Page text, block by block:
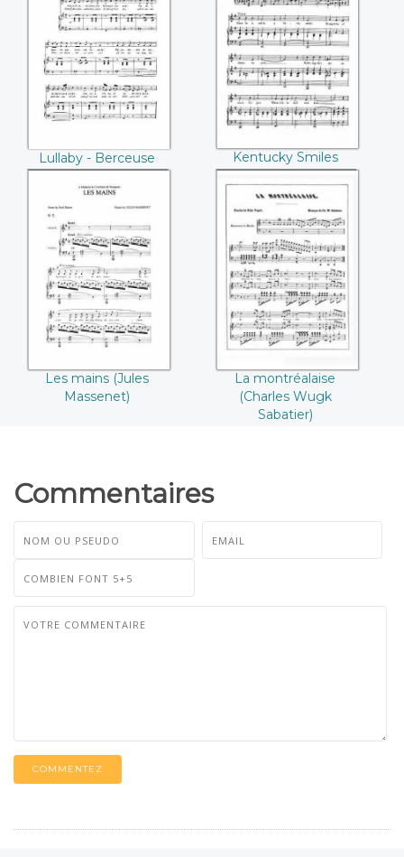
Lullaby - Berceuse
(Carl Maria von
Weber)
Lullaby - Berceuse
(Carl Maria von
Weber)
Kentucky Smiles
(Carl F. Otto)
Kentucky Smiles
(Carl F. Otto)
Les mains (Jules
Massenet)
Les mains (Jules
Massenet)
La montréalaise
(Charles Wugk
Sabatier)
La montréalaise
(Charles Wugk
Sabatier)
Commentaires
COMMENTEZ